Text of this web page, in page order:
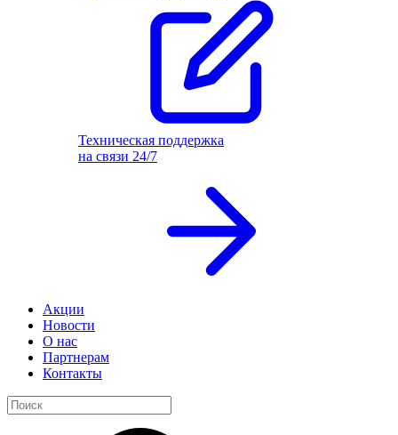
Техническая поддержка
на связи 24/7
Акции
Новости
О нас
Партнерам
Контакты